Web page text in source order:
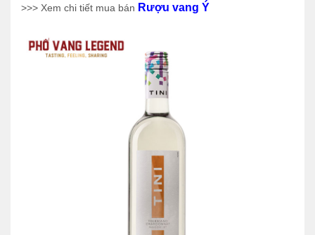
>>> Xem chi tiết mua bán Rượu vang Ý